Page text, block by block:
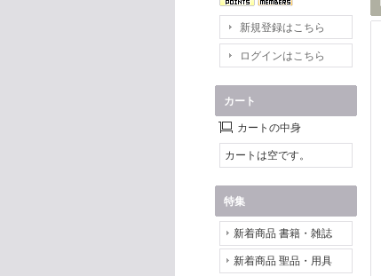
新規登録はこちら
ログインはこちら
カート
カートの中身
カートは空です。
特集
新着商品 書籍・雑誌
新着商品 聖品・用具